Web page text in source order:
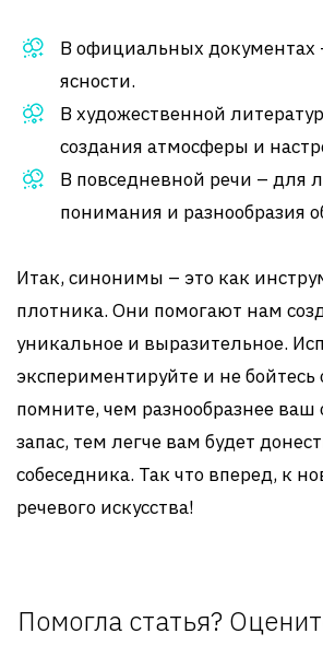
В официальных документах
ясности.
В художественной
создания атмосферы и
В повседневной речи – для
понимания и разнообразия
Итак, синонимы – это как
плотника. Они помогают нам
уникальное и выразительное.
экспериментируйте и не
помните, чем разнообразнее
запас, тем легче вам будет
собеседника. Так что вперед, к
речевого искусства!
Помогла статья?